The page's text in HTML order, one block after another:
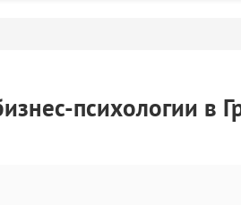
психологии в